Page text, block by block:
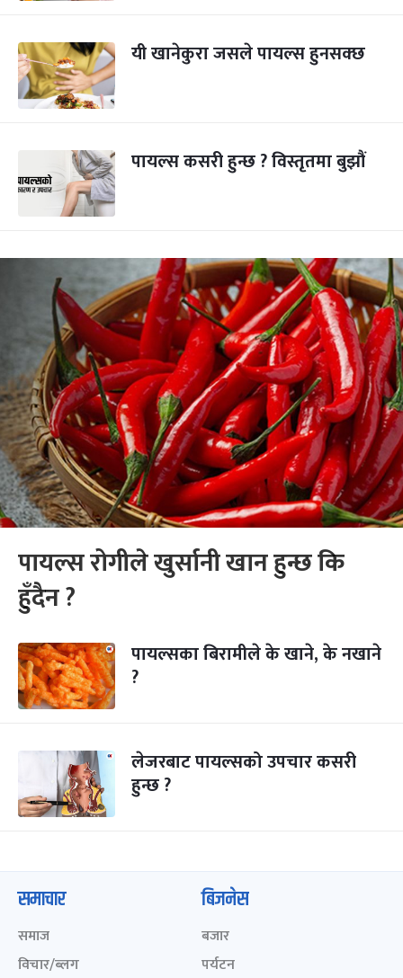
यी खानेकुरा जसले पायल्स हुनसक्छ
पायल्स कसरी हुन्छ ? विस्तृतमा बुझौं
पायल्स रोगीले खुर्सानी खान हुन्छ कि
हुँदैन ?
पायल्सका बिरामीले के खाने, के नखाने
?
लेजरबाट पायल्सको उपचार कसरी
हुन्छ ?
समाचार
समाज
विचार/ब्लग
बिजनेस
बजार
पर्यटन